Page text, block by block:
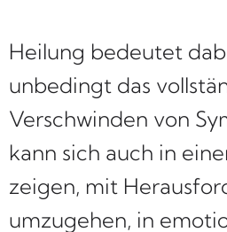
Heilung bedeutet
unbedingt das
Verschwinden von
kann sich auch in
zeigen, mit
umzugehen, in